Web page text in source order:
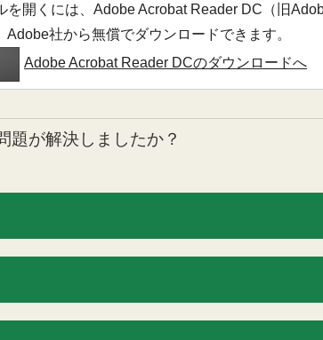
を開くには、Adobe Acrobat Reader DC（旧
Adobe社から無償でダウンロードできます。
Adobe Acrobat Reader DCのダウンロードへ
題が解決しましたか？